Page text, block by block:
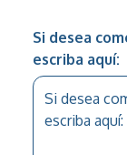
Si desea
escriba aquí: